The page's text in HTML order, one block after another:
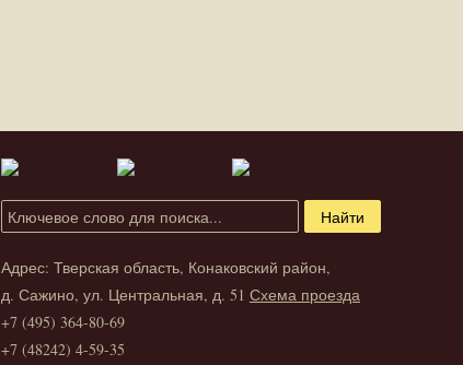
Адрес: Тверская область, Конаковский район,
д. Сажино, ул. Центральная, д. 51 Схема проезда
+7 (495) 364-80-69
+7 (48242) 4-59-35